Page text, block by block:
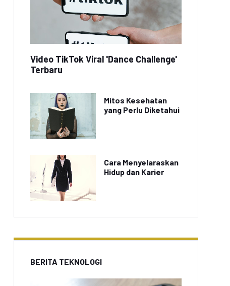
Video TikTok Viral 'Dance Challenge'
Terbaru
Mitos Kesehatan
yang Perlu Diketahui
Cara Menyelaraskan
Hidup dan Karier
BERITA TEKNOLOGI